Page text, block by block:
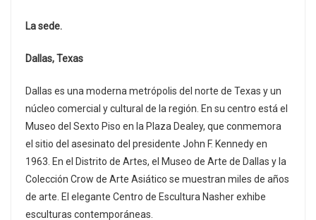
La sede.
Dallas, Texas
Dallas es una moderna metrópolis del norte de Texas y un
núcleo comercial y cultural de la región. En su centro está el
Museo del Sexto Piso en la Plaza Dealey, que conmemora
el sitio del asesinato del presidente John F. Kennedy en
1963. En el Distrito de Artes, el Museo de Arte de Dallas y la
Colección Crow de Arte Asiático se muestran miles de años
de arte. El elegante Centro de Escultura Nasher exhibe
esculturas contemporáneas.